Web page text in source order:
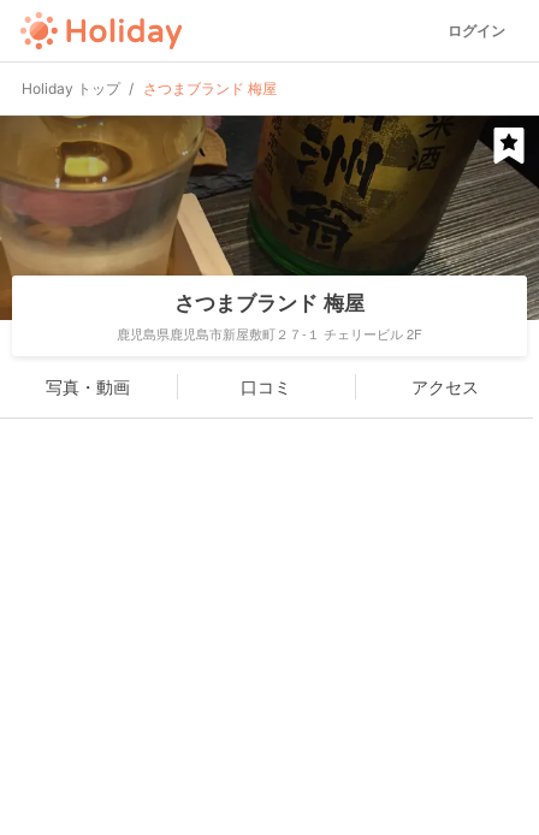
ログイン
Holiday トップ さつまブランド 梅屋
さつまブランド 梅屋
鹿児島県鹿児島市新屋敷町２７-１ チェリービル 2F
写真・動画 口コミ アクセス